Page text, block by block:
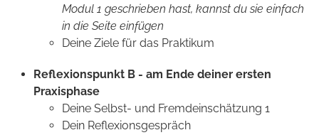
Modul 1 geschrieben hast, kannst du sie einfach
in die Seite einfügen
Deine Ziele für das Praktikum
Reflexionspunkt B - am Ende deiner ersten
Praxisphase
Deine Selbst- und Fremdeinschätzung 1
Dein Reflexionsgespräch